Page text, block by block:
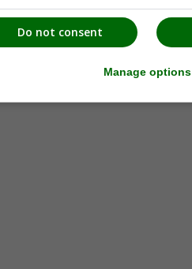
Do not consent
Manage options